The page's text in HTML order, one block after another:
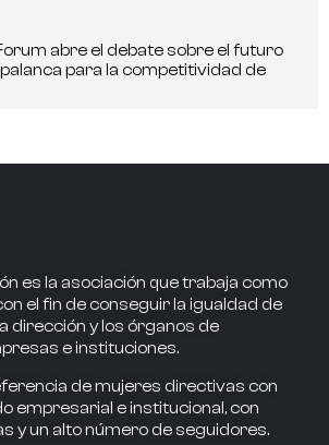
abre el debate sobre el futuro
para la competitividad de
es la asociación que trabaja como
el fin de conseguir la igualdad de
dirección y los órganos de
e instituciones.
de mujeres directivas con
empresarial e institucional, con
y un alto número de seguidores.